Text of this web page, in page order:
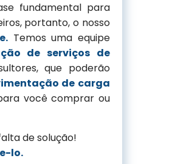
fundamental para
portanto, o nosso
Temos uma equipe
de serviços de
que poderão
de carga
você comprar ou
de solução!
lo.